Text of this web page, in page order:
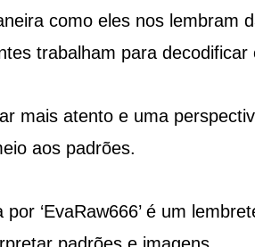
como eles nos lembram
trabalham para decodificar
mais atento e uma
aos padrões.
‘EvaRaw666’ é um